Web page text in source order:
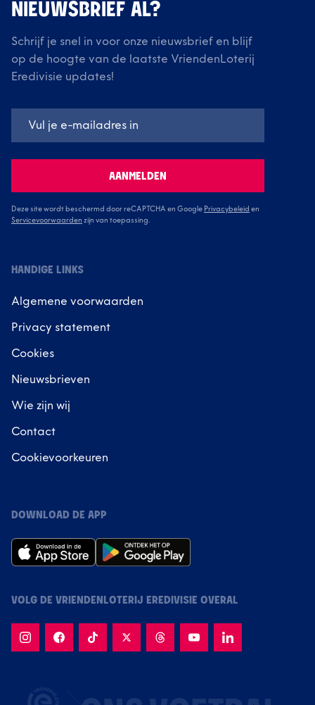
NIEUWSBRIEF AL?
Schrijf je snel in voor onze nieuwsbrief en blijf
op de hoogte van de laatste VriendenLoterij
Eredivisie updates!
AANMELDEN
Deze site wordt beschermd door reCAPTCHA en Google Privacybeleid en
Servicevoorwaarden zijn van toepassing.
HANDIGE LINKS
Algemene voorwaarden
Privacy statement
Cookies
Nieuwsbrieven
Wie zijn wij
Contact
Cookievoorkeuren
DOWNLOAD DE APP
VOLG DE VRIENDENLOTERIJ EREDIVISIE OVERAL